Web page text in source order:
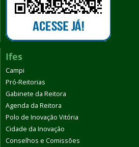
Ifes
Campi
Pró-Reitorias
Gabinete da Reitora
Agenda da Reitora
Polo de Inovação Vitória
Cidade da Inovação
Conselhos e Comissões